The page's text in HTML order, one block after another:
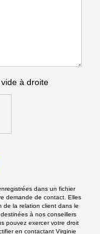
à droite
dans un fichier
demande de contact. Elles
de la relation client dans le
à nos conseillers
pouvez exercer votre droit
en contactant Virginie